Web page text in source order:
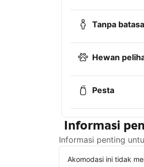
Tanpa
Hewan
Pesta
Informasi
Informasi penting
Akomodasi ini tidak